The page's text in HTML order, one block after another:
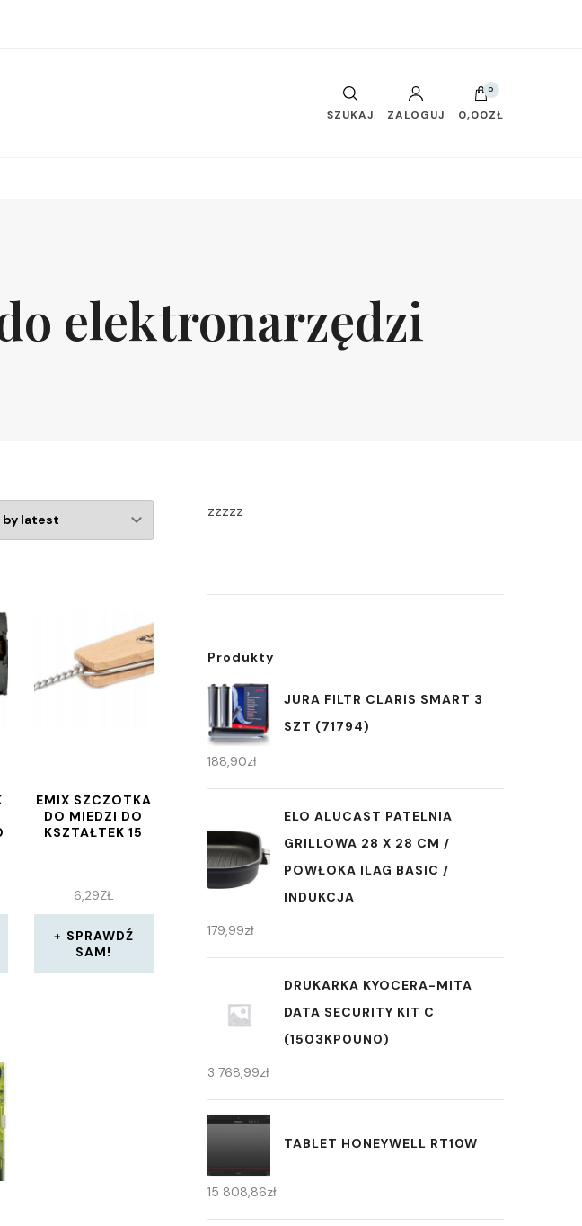
SZUKAJ ZALOGUJ
0
0,00ZŁ
elektronarzędzi
EMIX SZCZOTKA
DO MIEDZI DO
KSZTAŁTEK 15
6,29ZŁ
SPRAWDŹ
SAM!
zzzzz
Produkty
JURA FILTR CLARIS SMART 3
SZT (71794)
188,90zł
ELO ALUCAST PATELNIA
GRILLOWA 28 X 28 CM /
POWŁOKA ILAG BASIC /
INDUKCJA
179,99zł
DRUKARKA KYOCERA-MITA
DATA SECURITY KIT C
(1503KP0UN0)
3 768,99zł
TABLET HONEYWELL RT10W
15 808,86zł